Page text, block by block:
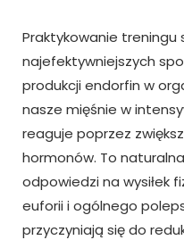
Praktykowanie treningu
najefektywniejszych
produkcji endorfin w
nasze mięśnie w
reaguje poprzez
hormonów. To
odpowiedzi na wysiłek
euforii i ogólnego
przyczyniają się do